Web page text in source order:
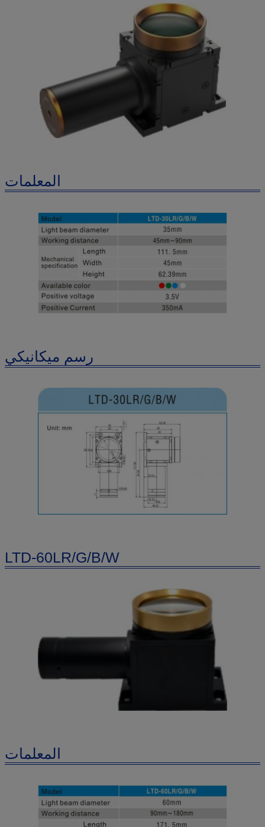
المعلمات
رسم ميكانيكي
LTD-60LR/G/B/W
المعلمات